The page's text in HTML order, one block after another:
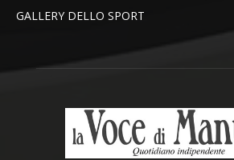
GALLERY DELLO SPORT